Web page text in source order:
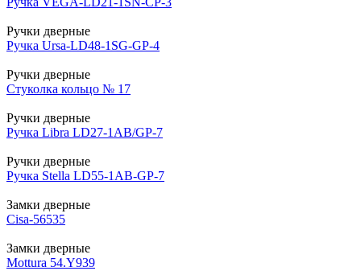
Ручки дверные
Ручка Ursa-LD48-1SG-GP-4
Ручки дверные
Стуколка кольцо № 17
Ручки дверные
Ручка Libra LD27-1AB/GP-7
Ручки дверные
Ручка Stella LD55-1AB-GP-7
Замки дверные
Cisa-56535
Замки дверные
Mottura 54.Y939